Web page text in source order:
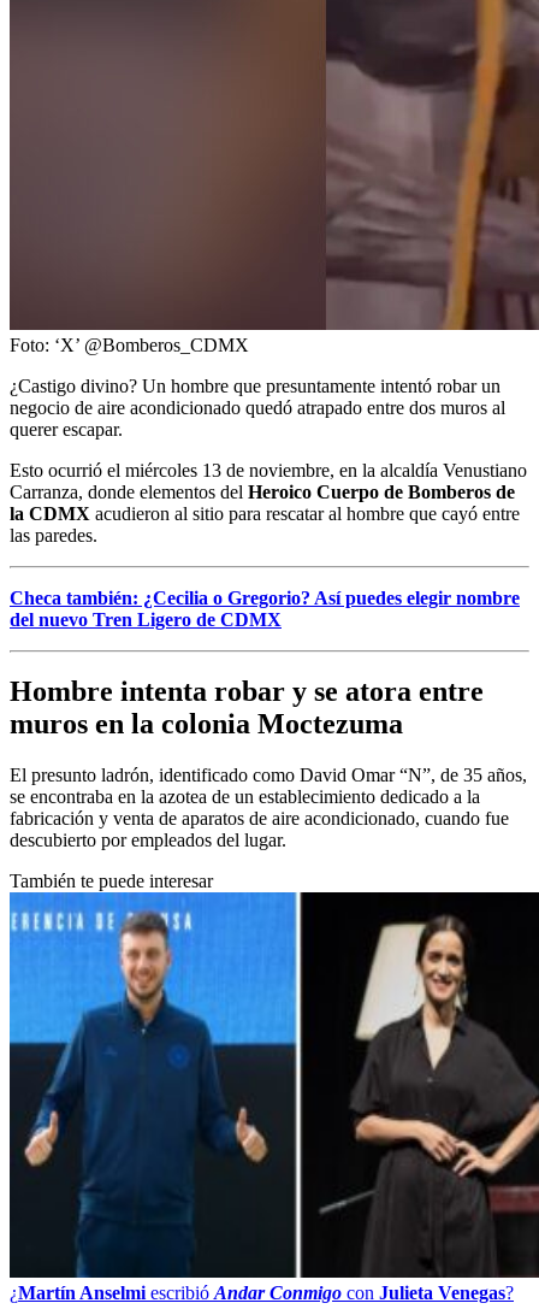
Foto: ‘X’ @Bomberos_CDMX
¿Castigo divino? Un hombre que presuntamente intentó robar un
negocio de aire acondicionado quedó atrapado entre dos muros al
querer escapar.
Esto ocurrió el miércoles 13 de noviembre, en la alcaldía Venustiano
Carranza, donde elementos del Heroico Cuerpo de Bomberos de
la CDMX acudieron al sitio para rescatar al hombre que cayó entre
las paredes.
Checa también: ¿Cecilia o Gregorio? Así puedes elegir nombre
del nuevo Tren Ligero de CDMX
Hombre intenta robar y se atora entre
muros en la colonia Moctezuma
El presunto ladrón, identificado como David Omar “N”, de 35 años,
se encontraba en la azotea de un establecimiento dedicado a la
fabricación y venta de aparatos de aire acondicionado, cuando fue
descubierto por empleados del lugar.
También te puede interesar
¿Martín Anselmi escribió Andar Conmigo con Julieta Venegas?